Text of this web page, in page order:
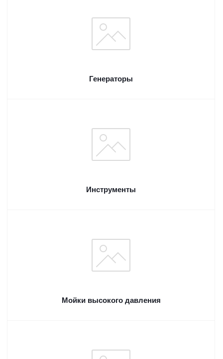
Генераторы
Инструменты
Мойки высокого давления